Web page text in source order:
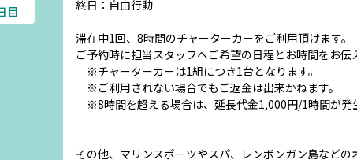
目 終日：自由行動
滞在中1回、8時間のチャーターカーをご利用頂けます。
ご予約時に担当スタッフへご希望の日程とお時間をお伝
※チャーターカーは1組につき1台となります。
※ご利用されない場合でもご返金は出来かねます。
※8時間を超える場合は、延長代金1,000円/1時間が発
その他、マリンスポーツやスパ、レンボンガン島など